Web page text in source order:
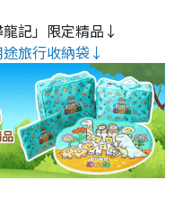
記」限定精品↓
旅行收納袋↓